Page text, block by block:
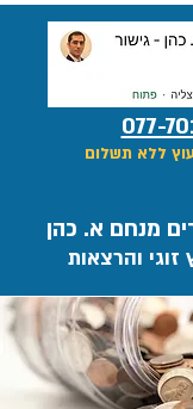
077-
ללא תשלום
מנחם א. כהן
זוגי והרצאות